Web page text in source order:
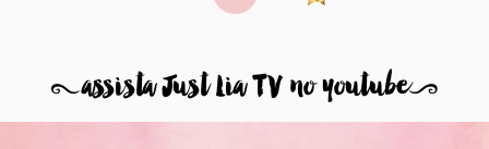
8assista Just Lia TV no youtube9